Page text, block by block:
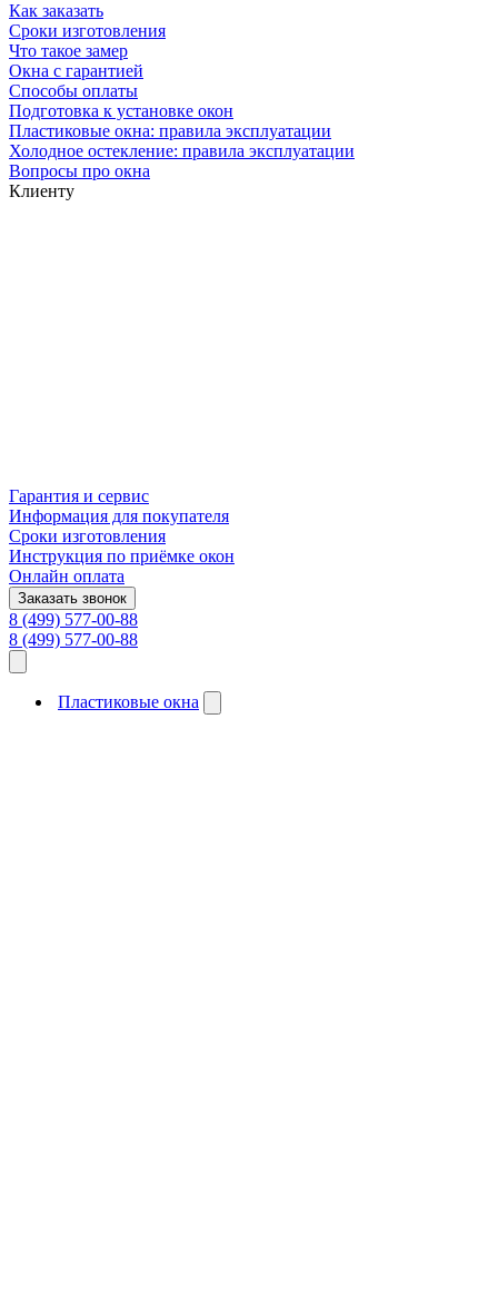
Как заказать
Сроки изготовления
Что такое замер
Окна с гарантией
Способы оплаты
Подготовка к установке окон
Пластиковые окна: правила эксплуатации
Холодное остекление: правила эксплуатации
Вопросы про окна
Клиенту
Гарантия и сервис
Информация для покупателя
Сроки изготовления
Инструкция по приёмке окон
Онлайн оплата
Заказать звонок
8 (499) 577-00-88
8 (499) 577-00-88
Пластиковые окна